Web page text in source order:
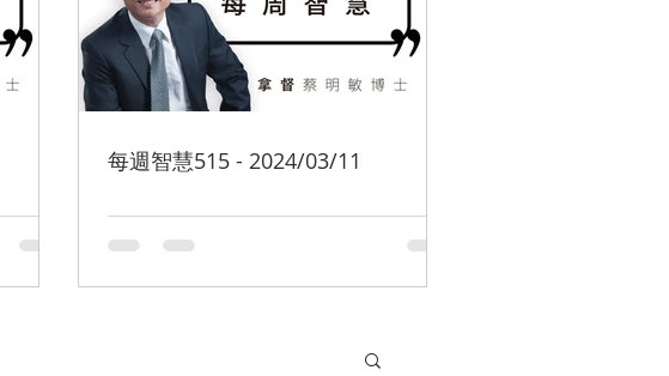
每週智慧515 - 2024/03/11